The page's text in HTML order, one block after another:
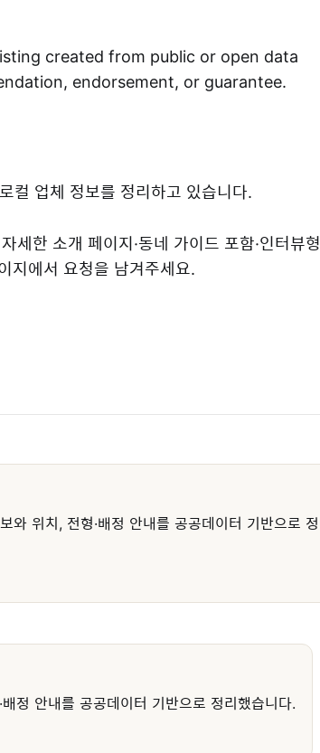
created from public or open data
endorsement, or guarantee.
컬 업체 정보를 정리하고 있습니다.
세한 소개 페이지·동네 가이드 포함·인터뷰형
지에서 요청을 남겨주세요.
와 위치, 전형·배정 안내를 공공데이터 기반으로 정
정 안내를 공공데이터 기반으로 정리했습니다.